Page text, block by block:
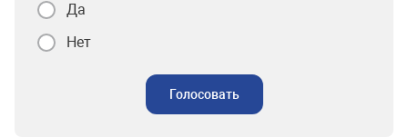
Да
Нет
Голосовать